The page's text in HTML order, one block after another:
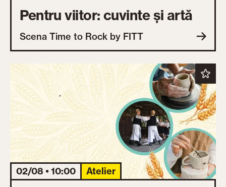
Pentru viitor: cuvinte și artă
Scena Time to Rock by FITT
02/08 • 10:00 Atelier